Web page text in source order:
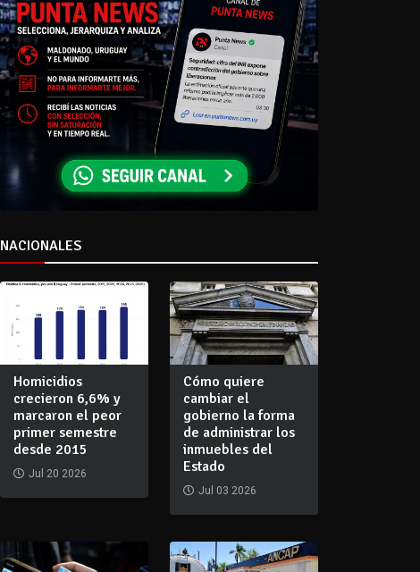
NACIONALES
Homicidios
crecieron 6,6% y
marcaron el peor
primer semestre
desde 2015
Jul 20 2026
Cómo quiere
cambiar el
gobierno la forma
de administrar los
inmuebles del
Estado
Jul 03 2026